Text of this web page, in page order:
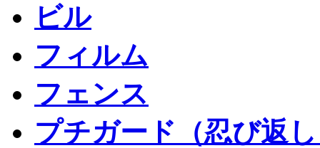
ビル
フィルム
フェンス
プチガード（忍び返